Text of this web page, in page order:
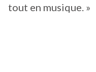
tout en musique. »